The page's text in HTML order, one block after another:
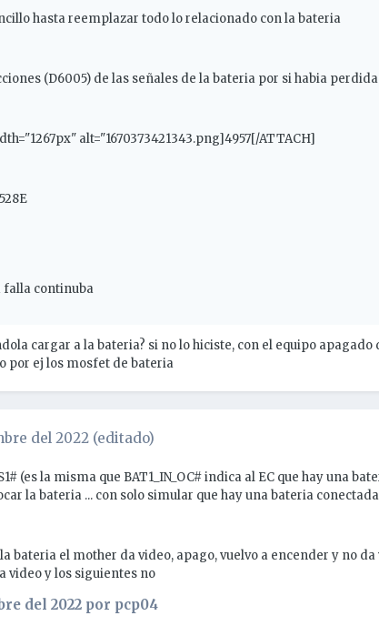
hasta reemplazar todo lo relacionado con la bateria
(D6005) de las señales de la bateria por si habia
alt="1670373421343.png]4957[/ATTACH]
falla continuba
cargar a la bateria? si no lo hiciste, con el equipo
por ej los mosfet de bateria
del 2022 (editado)
(es la misma que BAT1_IN_OC# indica al EC que hay una
la bateria ... con solo simular que hay una bateria
la bateria el mother da video, apago, vuelvo a encender y no
video y los siguientes no
del 2022por pcp04